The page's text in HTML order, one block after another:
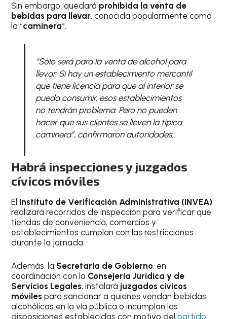
Sin embargo, quedará prohibida la venta de
bebidas para llevar, conocida popularmente como
la “caminera“.
“Sólo será para la venta de alcohol para
llevar. Si hay un establecimiento mercantil
que tiene licencia para que al interior se
pueda consumir, esos establecimientos
no tendrán problema. Pero no pueden
hacer que sus clientes se lleven la típica
caminera”, confirmaron autoridades.
Habrá inspecciones y juzgados
cívicos móviles
El Instituto de Verificación Administrativa (INVEA)
realizará recorridos de inspección para verificar que
tiendas de conveniencia, comercios y
establecimientos cumplan con las restricciones
durante la jornada.
Además, la Secretaría de Gobierno, en
coordinación con la Consejería Jurídica y de
Servicios Legales, instalará juzgados cívicos
móviles para sancionar a quienes vendan bebidas
alcohólicas en la vía pública o incumplan las
disposiciones establecidas con motivo delpartido